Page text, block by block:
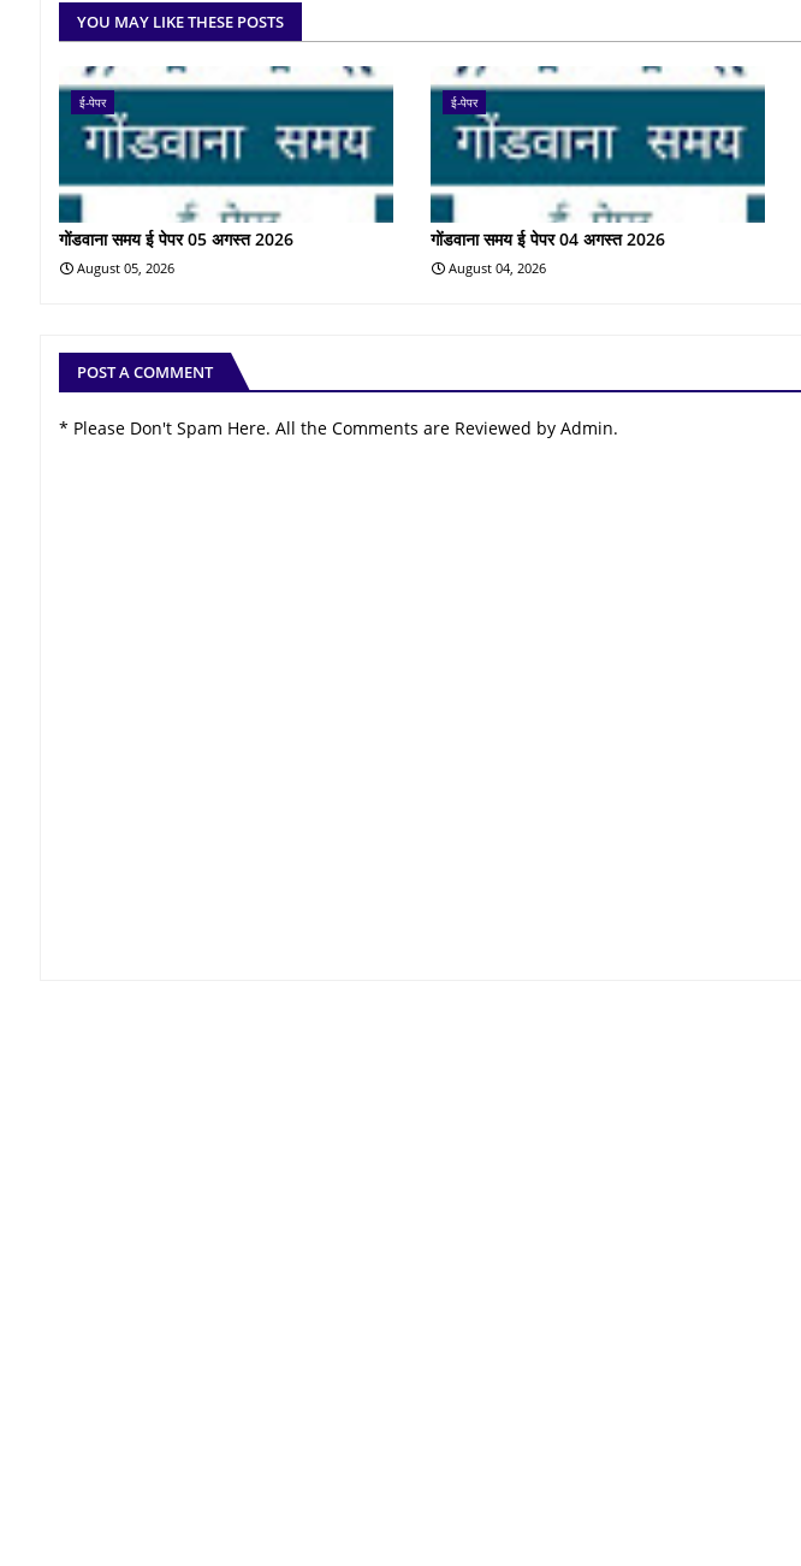
YOU MAY LIKE THESE POSTS
ई-पेपर
गोंडवाना समय ई पेपर 05 अगस्त 2026
August 05, 2026
ई-पेपर
गोंडवाना समय ई पेपर 04 अगस्त 2026
August 04, 2026
POST A COMMENT
* Please Don't Spam Here. All the Comments are Reviewed by Admin.